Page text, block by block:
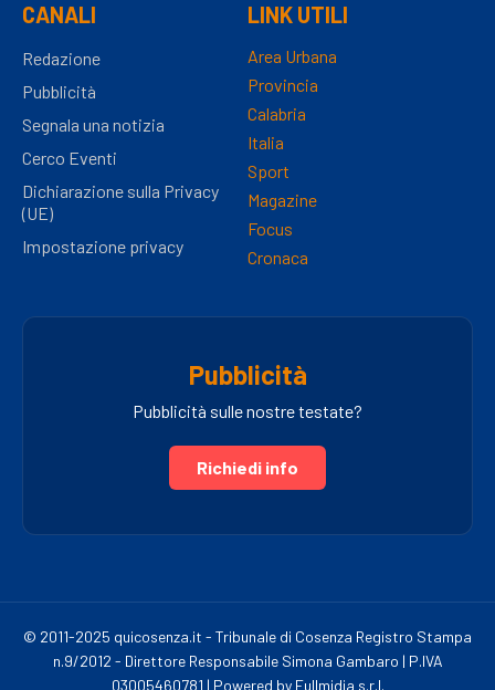
CANALI
Redazione
Pubblicità
Segnala una notizia
Cerco Eventi
Dichiarazione sulla Privacy
(UE)
Impostazione privacy
LINK UTILI
Area Urbana
Provincia
Calabria
Italia
Sport
Magazine
Focus
Cronaca
Pubblicità
Pubblicità sulle nostre testate?
Richiedi info
© 2011-2025 quicosenza.it - Tribunale di Cosenza Registro Stampa
n.9/2012 - Direttore Responsabile Simona Gambaro | P.IVA
03005460781 | Powered by Fullmidia s.r.l.